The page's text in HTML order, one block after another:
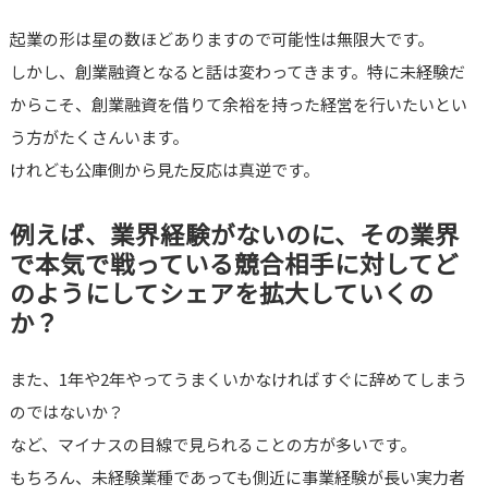
起業の形は星の数ほどありますので可能性は無限大です。
しかし、創業融資となると話は変わってきます。特に未経験だ
からこそ、創業融資を借りて余裕を持った経営を行いたいとい
う方がたくさんいます。
けれども公庫側から見た反応は真逆です。
例えば、業界経験がないのに、その業界
で本気で戦っている競合相手に対してど
のようにしてシェアを拡大していくの
か？
また、1年や2年やってうまくいかなければすぐに辞めてしまう
のではないか？
など、マイナスの目線で見られることの方が多いです。
もちろん、未経験業種であっても側近に事業経験が長い実力者